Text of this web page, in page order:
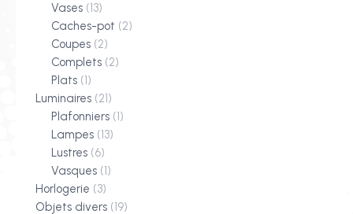
Vases (13)
Caches-pot (2)
Coupes (2)
Complets (2)
Plats (1)
Luminaires (21)
Plafonniers (1)
Lampes (13)
Lustres (6)
Vasques (1)
Horlogerie (3)
Objets divers (19)